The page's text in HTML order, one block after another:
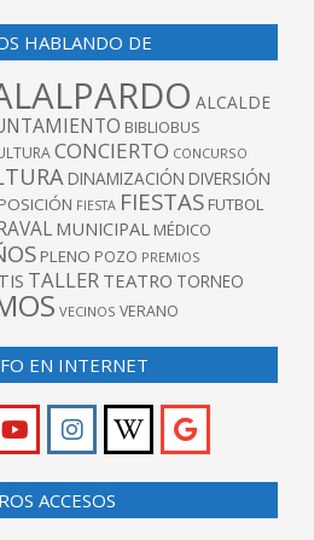
HABLANDO DE
ALCALDE
BIBLIOBUS
CONCIERTO CONCURSO
DINAMIZACIÓN DIVERSIÓN
FIESTA FIESTAS FUTBOL
MUNICIPAL MÉDICO
PLENO POZO PREMIOS
TALLER TEATRO TORNEO
VECINOS VERANO
EN INTERNET
ACCESOS